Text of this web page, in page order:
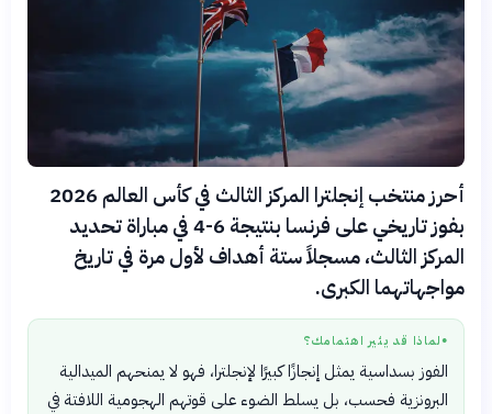
أحرز منتخب إنجلترا المركز الثالث في كأس العالم 2026
بفوز تاريخي على فرنسا بنتيجة 6-4 في مباراة تحديد
المركز الثالث، مسجلاً ستة أهداف لأول مرة في تاريخ
مواجهاتهما الكبرى.
● لماذا قد يثير اهتمامك؟
الفوز بسداسية يمثل إنجازًا كبيرًا لإنجلترا، فهو لا يمنحهم الميدالية
البرونزية فحسب، بل يسلط الضوء على قوتهم الهجومية اللافتة في